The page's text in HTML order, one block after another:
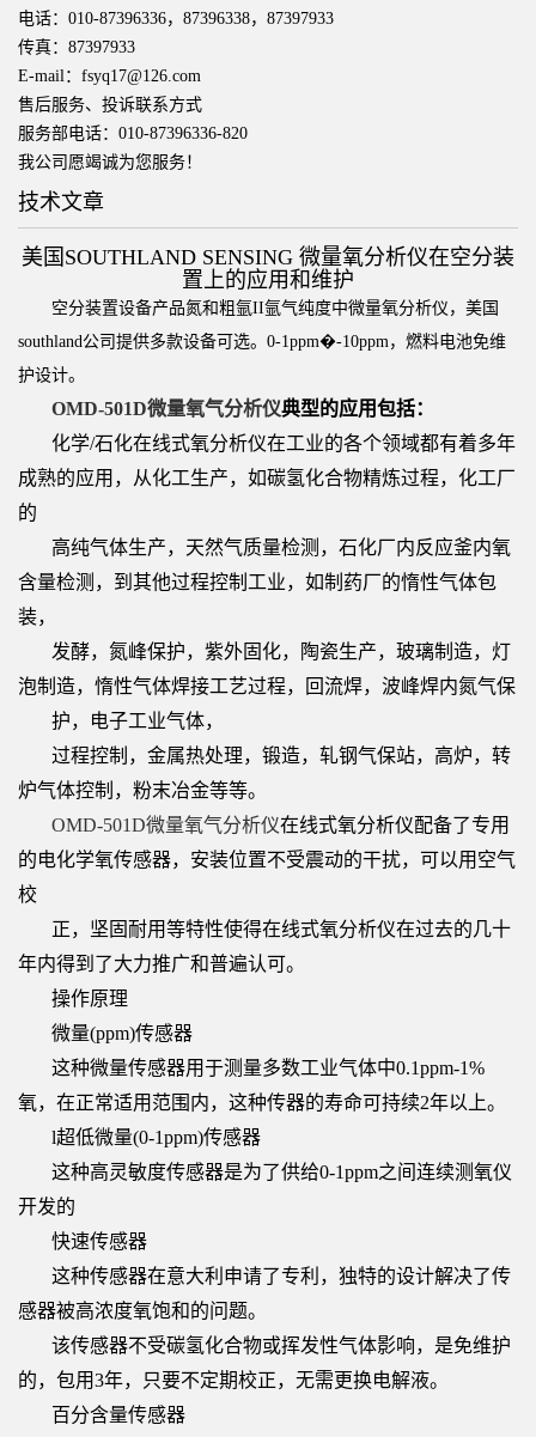
电话：010-87396336，87396338，87397933
传真：87397933
E-mail：fsyq17@126.com
售后服务、投诉联系方式
服务部电话：010-87396336-820
我公司愿竭诚为您服务！
技术文章
美国SOUTHLAND SENSING 微量氧分析仪在空分装
置上的应用和维护
空分装置设备产品氮和粗氩II氩气纯度中微量氧分析仪，美国
southland公司提供多款设备可选。0-1ppm�-10ppm，燃料电池免维
护设计。
OMD-501D微量氧气分析仪典型的应用包括：
化学/石化在线式氧分析仪在工业的各个领域都有着多年
成熟的应用，从化工生产，如碳氢化合物精炼过程，化工厂
的
高纯气体生产，天然气质量检测，石化厂内反应釜内氧
含量检测，到其他过程控制工业，如制药厂的惰性气体包
装，
发酵，氮峰保护，紫外固化，陶瓷生产，玻璃制造，灯
泡制造，惰性气体焊接工艺过程，回流焊，波峰焊内氮气保
护，电子工业气体，
过程控制，金属热处理，锻造，轧钢气保站，高炉，转
炉气体控制，粉末冶金等等。
OMD-501D微量氧气分析仪在线式氧分析仪配备了专用
的电化学氧传感器，安装位置不受震动的干扰，可以用空气
校
正，坚固耐用等特性使得在线式氧分析仪在过去的几十
年内得到了大力推广和普遍认可。
操作原理
微量(ppm)传感器
这种微量传感器用于测量多数工业气体中0.1ppm-1%
氧，在正常适用范围内，这种传器的寿命可持续2年以上。
l超低微量(0-1ppm)传感器
这种高灵敏度传感器是为了供给0-1ppm之间连续测氧仪
开发的
快速传感器
这种传感器在意大利申请了专利，独特的设计解决了传
感器被高浓度氧饱和的问题。
该传感器不受碳氢化合物或挥发性气体影响，是免维护
的，包用3年，只要不定期校正，无需更换电解液。
百分含量传感器